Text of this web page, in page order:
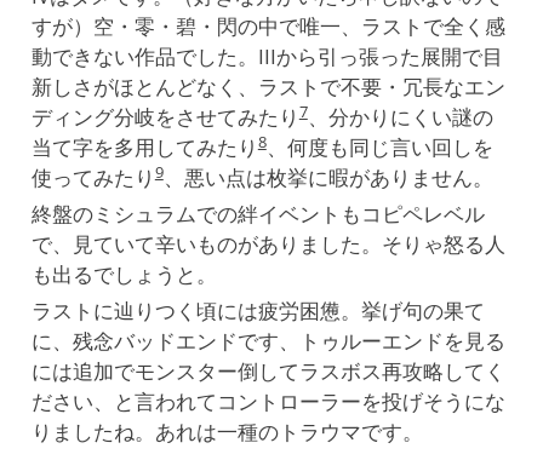
すが）空・零・碧・閃の中で唯一、ラストで全く感
動できない作品でした。IIIから引っ張った展開で目
新しさがほとんどなく、ラストで不要・冗長なエン
ディング分岐をさせてみたり7、分かりにくい謎の
当て字を多用してみたり8、何度も同じ言い回しを
使ってみたり9、悪い点は枚挙に暇がありません。
終盤のミシュラムでの絆イベントもコピペレベル
で、見ていて辛いものがありました。そりゃ怒る人
も出るでしょうと。
ラストに辿りつく頃には疲労困憊。挙げ句の果て
に、残念バッドエンドです、トゥルーエンドを見る
には追加でモンスター倒してラスボス再攻略してく
ださい、と言われてコントローラーを投げそうにな
りましたね。あれは一種のトラウマです。